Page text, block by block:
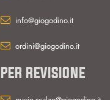
info@giogodino.it
ordini@giogodino.it
PER REVISIONE